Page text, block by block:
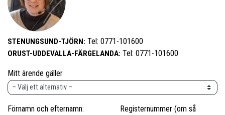
STENUNGSUND-TJÖRN: Tel: 0771-101600
ORUST-UDDEVALLA-FÄRGELANDA: Tel: 0771-101600
Mitt ärende gäller
Förnamn och efternamn:
Registernummer (om så